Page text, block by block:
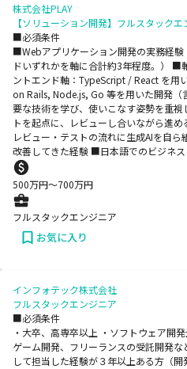
株式会社PLAY
【ソリューション開発】フルスタックエ
■必須条件
■Webアプリケーション開発の実務経
ドいずれかを軸に合計約3年程度。）
ントエンド軸：TypeScript / React を
on Rails, Node.js, Go 等を用いた開発
要な技術を学び、使いこなす姿勢を重
トを起点に、レビューし合いながら進
レビュー・テストの流れに生成AIを自
改善してきた経験 ■日本語でのビジネ
500万円〜700万円
フルスタックエンジニア
お気に入り
インフォテック株式会社
フルスタックエンジニア
■必須条件
・大卒、高専卒以上 ・ソフトウェア開
ゲーム開発、フリーランスの受託開発
して担当した経験が３年以上ある方（開